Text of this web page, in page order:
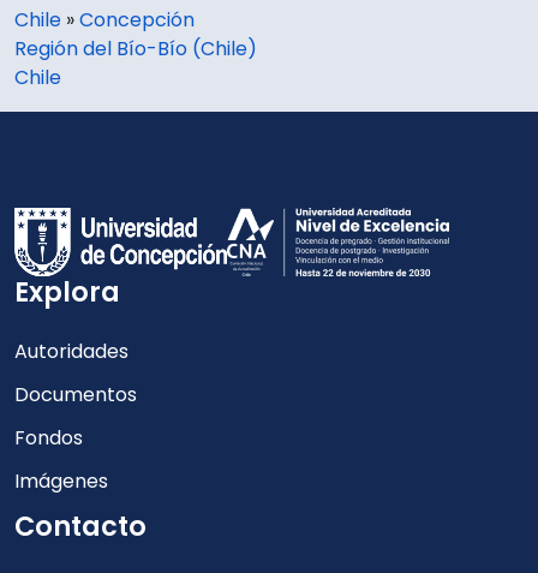
Chile »Concepción
Región del Bío-Bío (Chile)
Chile
Explora
Autoridades
Documentos
Fondos
Imágenes
Contacto